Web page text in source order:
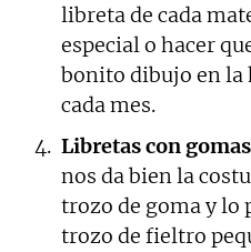
libreta de cada
especial o hacer
bonito dibujo en la
cada mes.
Libretas con
nos da bien la
trozo de goma y lo
trozo de fieltro